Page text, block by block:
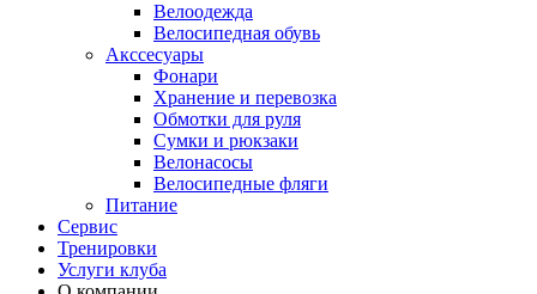
Велоодежда
Велосипедная обувь
Акссесуары
Фонари
Хранение и перевозка
Обмотки для руля
Сумки и рюкзаки
Велонасосы
Велосипедные фляги
Питание
Сервис
Тренировки
Услуги клуба